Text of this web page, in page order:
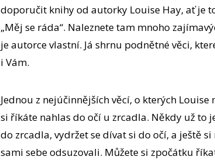
doporučit knihy od autorky Louise Hay, ať je
„Měj se ráda“. Naleznete tam mnoho
je autorce vlastní. Já shrnu podnětné věci,
i Vám.
Jednou z nejúčinnějších věcí, o kterých
si říkáte nahlas do očí u zrcadla. Někdy už to
do zrcadla, vydržet se dívat si do očí, a ještě
sami sebe odsuzovali. Můžete si zpočátku